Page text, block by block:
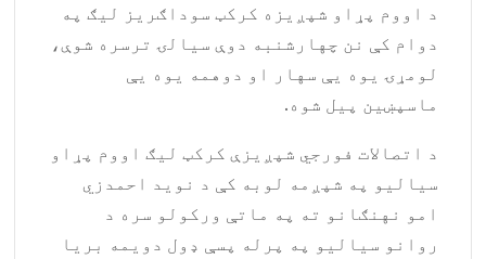
د اووم پړاو شپږیزه کرکټ سوداګریز لیګ په
دوام کې نن چهارشنبه دوې سیالۍ ترسره شوې،
لومړۍ یوه یې سهار او دوهمه یوه یې
ماسپښين پیل شوه.
د اتصالات فورجي شپږیزې کرکټ لیګ اووم پړاو
سیالیو په شپږمه لوبه کې د نوید احمدزي
امو نهنګانو ته په ماتې ورکولو سره د
روانو سیالیو په پرله پسې ډول دویمه بریا